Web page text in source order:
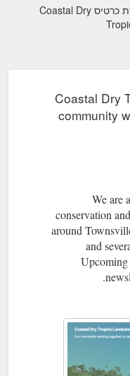
פרטי אתר האינטרנט של הסוחר ובדיקת יתרת כרטיס Coastal Dry
Coastal Dry
community
We
conservation
around
and